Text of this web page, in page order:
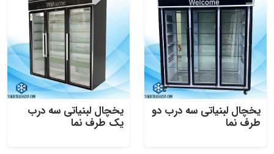
یخچال لبنیاتی سه درب دو
طرف نما
یخچال لبنیاتی سه درب
یک طرف نما